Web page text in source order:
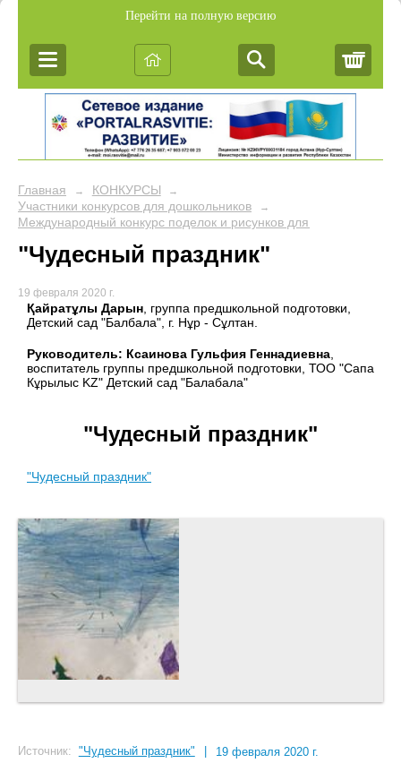
Перейти на полную версию
Главная → КОНКУРСЫ →
Участники конкурсов для дошкольников →
Международный конкурс поделок и рисунков для дошкольников
"Чудесный праздник"
19 февраля 2020 г.
Қайратұлы Дарын, группа предшкольной подготовки,
Детский сад "Балбала", г. Нұр - Сұлтан.
Руководитель: Ксаинова Гульфия Геннадиевна
воспитатель группы предшкольной подготовки, ТОО "Сапа
Кұрылыс KZ" Детский сад "Балабала"
"Чудесный праздник"
"Чудесный праздник"
Источник: "Чудесный праздник" 19 февраля 2020 г.